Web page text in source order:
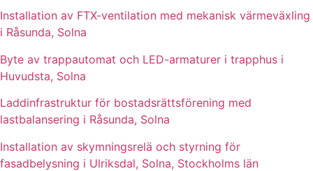
Installation av FTX-ventilation med mekanisk värmeväxling
i Råsunda, Solna
Byte av trappautomat och LED-armaturer i trapphus i
Huvudsta, Solna
Laddinfrastruktur för bostadsrättsförening med
lastbalansering i Råsunda, Solna
Installation av skymningsrelä och styrning för
fasadbelysning i Ulriksdal, Solna, Stockholms län